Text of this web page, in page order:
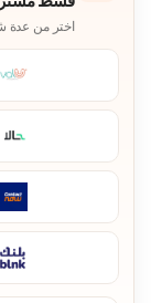
اختر من عدة